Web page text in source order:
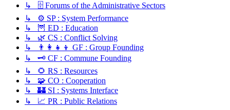
↳ 🗄️ Forums of the Administrative Sectors
↳ ⚙️ SP : System Performance
↳ 🦉 ED : Education
↳ 🌿 CS : Conflict Solving
↳ 👨‍👩‍👧‍👦 GF : Group Founding
↳ 🗝️ CF : Commune Founding
↳ 🌻 RS : Resources
↳ 🧩 CO : Cooperation
↳ 🏰 SI : Systems Interface
↳ 📈 PR : Public Relations